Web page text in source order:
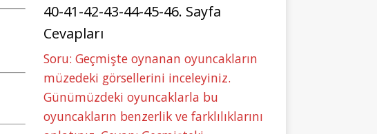
40-41-42-43-44-45-46. Sayfa
Cevapları
Soru: Geçmişte oynanan oyuncakların
müzedeki görsellerini inceleyiniz.
Günümüzdeki oyuncaklarla bu
oyuncakların benzerlik ve farklılıklarını